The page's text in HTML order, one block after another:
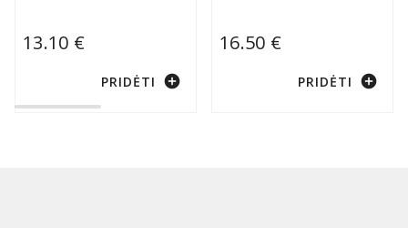
13.10 €
PRIDĖTI add_circle
16.50 €
PRIDĖTI add_circle